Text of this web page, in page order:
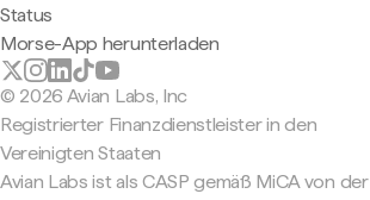
Status
Morse-App herunterladen
© 2026 Avian Labs, Inc
Registrierter Finanzdienstleister in den
Vereinigten Staaten
Avian Labs ist als CASP gemäß MiCA von der